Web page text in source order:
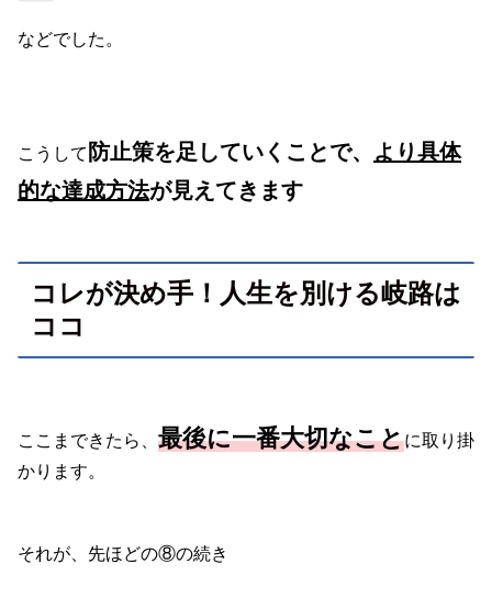
などでした。
こうして 防止策を足していくことで、 より具体
的な達成方法が見えてきます
コレが決め手！人生を別ける岐路は
ココ
ここまできたら、 最後に一番大切なことに取り掛
かります。
それが、先ほどの⑧の続き